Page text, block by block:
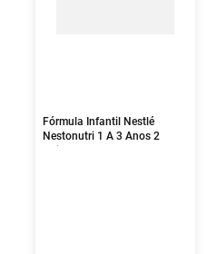
Fórmula Infantil Nestlé
Nestonutri 1 A 3 Anos 2